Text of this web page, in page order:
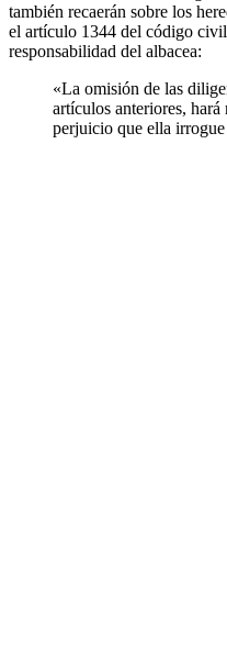
también recaerán sobre los
el artículo 1344 del código
responsabilidad del albacea:
«La omisión de las
artículos anteriores, hará
perjuicio que ella irrogue